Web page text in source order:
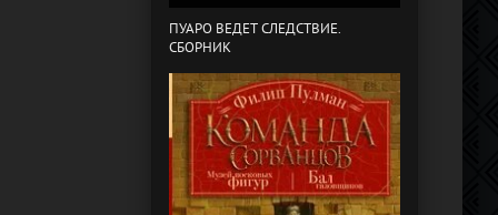
ПУАРО ВЕДЕТ СЛЕДСТВИЕ.
СБОРНИК